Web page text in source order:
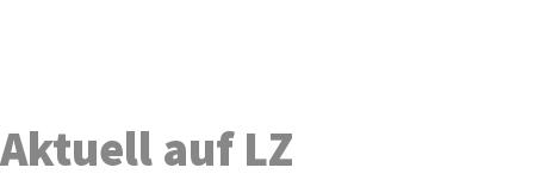
Aktuell auf LZ